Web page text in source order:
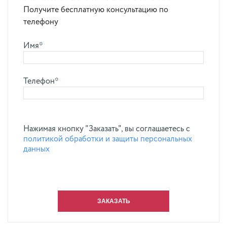
Получите бесплатную консультацию по
телефону
Имя*
Телефон*
Нажимая кнопку "Заказать", вы соглашаетесь с
политикой обработки и защиты персональных
данных